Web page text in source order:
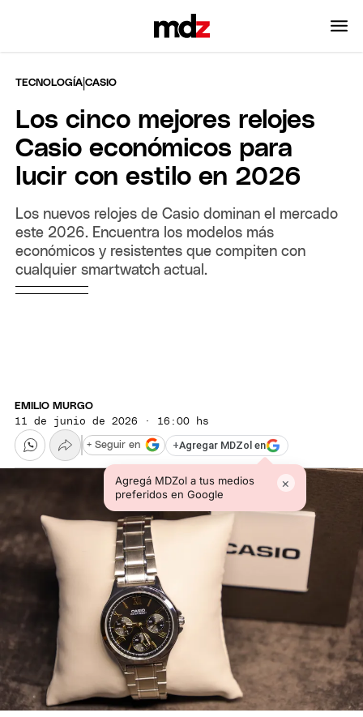
TECNOLOGÍA |CASIO
Los cinco mejores relojes
Casio económicos para
lucir con estilo en 2026
Los nuevos relojes de Casio dominan el mercado
este 2026. Encuentra los modelos más
económicos y resistentes que compiten con
cualquier smartwatch actual.
EMILIO MURGO
11 de junio de 2026 · 16:00 hs
+Agregar MDZol en
Agregá MDZol a tus medios
preferidos en Google
×
+ Seguir en